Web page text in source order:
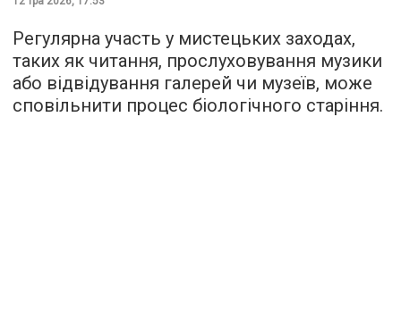
Регулярна участь у мистецьких заходах,
таких як читання, прослуховування музики
або відвідування галерей чи музеїв, може
сповільнити процес біологічного старіння.